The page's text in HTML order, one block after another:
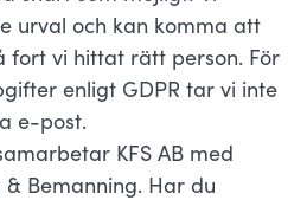
urval och kan komma att
fort vi hittat rätt person. För
enligt GDPR tar vi inte
e-post.
KFS AB med
Bemanning. Har du